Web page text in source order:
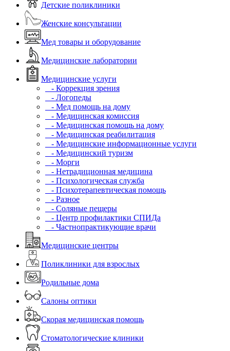
Детские поликлиники
Женские консультации
Мед товары и оборудование
Медицинские лаборатории
Медицинские услуги
- Коррекция зрения
- Логопеды
- Мед помощь на дому
- Медицинская комиссия
- Медицинская помощь на дому
- Медицинская реабилитация
- Медицинские информационные услуги
- Медицинский туризм
- Морги
- Нетрадиционная медицина
- Психологическая служба
- Психотерапевтическая помощь
- Разное
- Соляные пещеры
- Центр профилактики СПИДа
- Частнопрактикующие врачи
Медицинские центры
Поликлиники для взрослых
Родильные дома
Салоны оптики
Скорая медицинская помощь
Стоматологические клиники